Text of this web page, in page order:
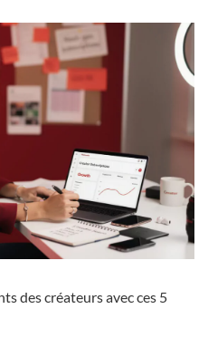
des créateurs avec ces 5